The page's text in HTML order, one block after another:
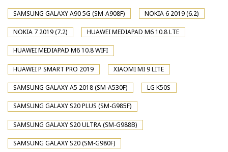
SAMSUNG GALAXY A90 5G (SM-A908F) NOKIA 6 2019 (6.2)
NOKIA 7 2019 (7.2) HUAWEI MEDIAPAD M6 10.8 LTE
HUAWEI MEDIAPAD M6 10.8 WIFI
HUAWEI P SMART PRO 2019 XIAOMI MI 9 LITE
SAMSUNG GALAXY A5 2018 (SM-A530F) LG K50S
SAMSUNG GALAXY S20 PLUS (SM-G985F)
SAMSUNG GALAXY S20 ULTRA (SM-G988B)
SAMSUNG GALAXY S20 (SM-G980F)